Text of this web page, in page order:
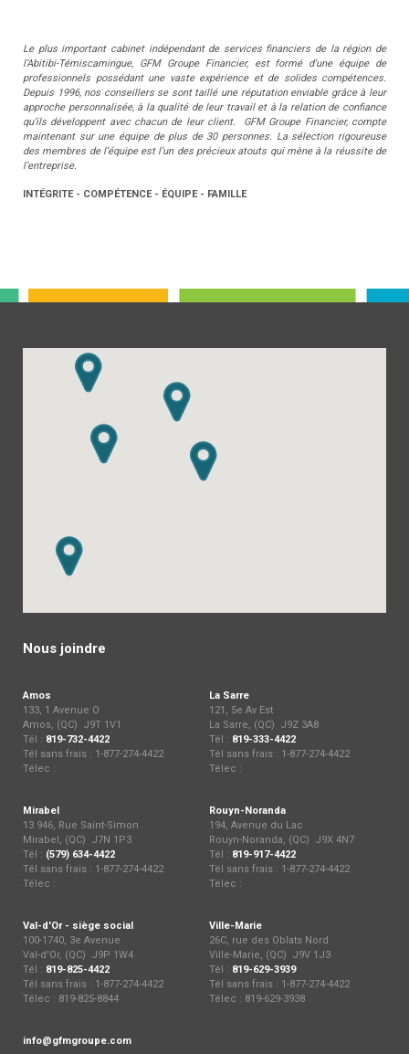
Le plus important cabinet indépendant de services financiers de la région de
l’Abitibi-Témiscamingue, GFM Groupe Financier, est formé d'une équipe de
professionnels possédant une vaste expérience et de solides compétences.
Depuis 1996, nos conseillers se sont taillé une réputation enviable grâce à leur
approche personnalisée, à la qualité de leur travail et à la relation de confiance
qu’ils développent avec chacun de leur client.
GFM Groupe Financier, compte
maintenant sur une équipe de plus de 30 personnes. La sélection rigoureuse
des membres de l’équipe est l’un des précieux atouts qui mène à la réussite de
l’entreprise.
INTÉGRITE - COMPÉTENCE - ÉQUIPE - FAMILLE
Nous joindre
Amos
133, 1 Avenue O
Amos, (QC) J9T 1V1
Tél : 819-732-4422
Tél sans frais : 1-877-274-4422
Télec :
La Sarre
121, 5e Av Est
La Sarre, (QC) J9Z 3A8
Tél : 819-333-4422
Tél sans frais : 1-877-274-4422
Télec :
Mirabel
13 946, Rue Saint-Simon
Mirabel, (QC) J7N 1P3
Tél : (579) 634-4422
Tél sans frais : 1-877-274-4422
Télec :
Rouyn-Noranda
194, Avenue du Lac
Rouyn-Noranda, (QC) J9X 4N7
Tél : 819-917-4422
Tél sans frais : 1-877-274-4422
Télec :
Val-d'Or - siège social
100-1740, 3e Avenue
Val-d'Or, (QC) J9P 1W4
Tél : 819-825-4422
Tél sans frais : 1-877-274-4422
Télec : 819-825-8844
Ville-Marie
26C, rue des Oblats Nord
Ville-Marie, (QC) J9V 1J3
Tél : 819-629-3939
Tél sans frais : 1-877-274-4422
Télec : 819-629-3938
info@gfmgroupe.com